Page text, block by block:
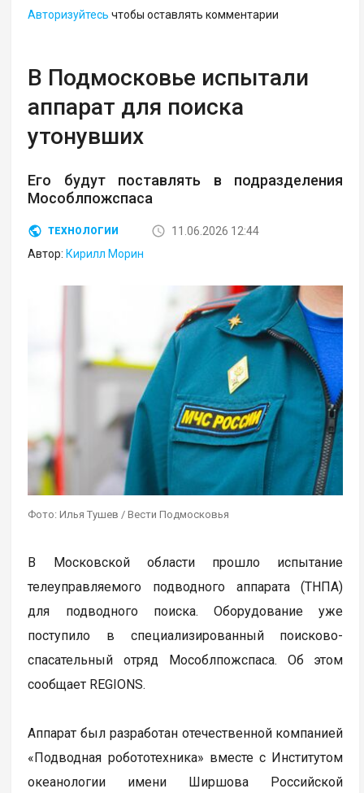
Авторизуйтесь чтобы оставлять комментарии
В Подмосковье испытали
аппарат для поиска
утонувших
Его будут поставлять в подразделения
Мособлпожспаса
ТЕХНОЛОГИИ
11.06.2026 12:44
Автор:Кирилл Морин
Фото: Илья Тушев / Вести Подмосковья
В Московской области прошло испытание
телеуправляемого подводного аппарата (ТНПА)
для подводного поиска. Оборудование уже
поступило в специализированный поисково-
спасательный отряд Мособлпожспаса. Об этом
сообщает REGIONS.
Аппарат был разработан отечественной компанией
«Подводная робототехника» вместе с Институтом
океанологии имени Ширшова Российской